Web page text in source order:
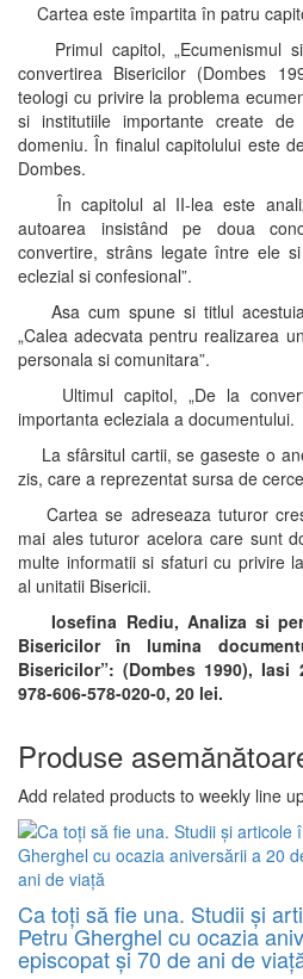
Cartea este împartita în patru
Primul capitol, „Ecumenismul
convertirea Bisericilor (Dombes
teologi cu privire la problema
si institutiile importante create
domeniu. În finalul capitolului este
Dombes.
În capitolul al II-lea este
autoarea insistând pe doua
convertire, strâns legate între ele
eclezial si confesional”.
Asa cum spune si titlul
„Calea adecvata pentru realizarea
personala si comunitara”.
Ultimul capitol, „De la
importanta ecleziala a documentului.
La sfârsitul cartii, se gaseste o
zis, care a reprezentat sursa de
Cartea se adreseaza tuturor
mai ales tuturor acelora care sunt
multe informatii si sfaturi cu privire
al unitatii Bisericii.
Iosefina Rediu, Analiza si
Bisericilor în lumina
Bisericilor”: (Dombes 1990), Iasi
978-606-578-020-0, 20 lei.
Produse
Add related products to weekly line
Ca toţi să fie una. Studii şi
Petru Gherghel cu ocazia
episcopat şi 70 de ani de